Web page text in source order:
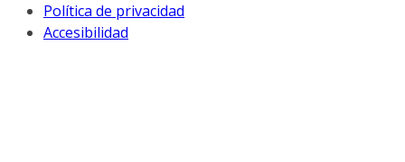
Política de privacidad
Accesibilidad